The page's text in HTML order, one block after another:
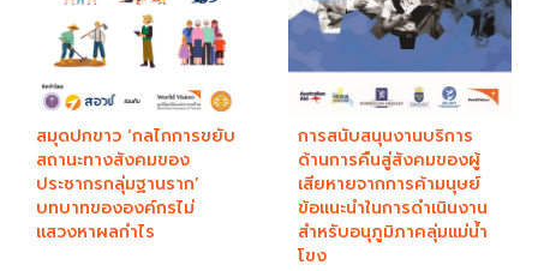
สมุดปกขาว ‘กลไกการขยับ
สถานะทางสังคมของ
ประชากรกลุ่มฐานราก’
บทบาทขององค์กรไม่
แสวงหาผลกำไร​
การสนับสนุนงานบริการ
ด้านการคืนสู่สังคมของผู้
เสียหายจากการค้ามนุษย์
ข้อแนะนำในการดำเนินงาน
สำหรับอนุภูมิภาคลุ่มแม่น้ำ
โขง ​